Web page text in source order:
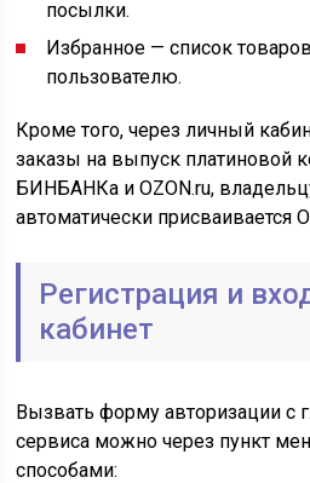
посылки.
Избранное — список
пользователю.
Кроме того, через личный
заказы на выпуск платиновой
БИНБАНКа и OZON.ru,
автоматически присваивается
Регистрация и
кабинет
Вызвать форму авторизации с
сервиса можно через пункт
способами: